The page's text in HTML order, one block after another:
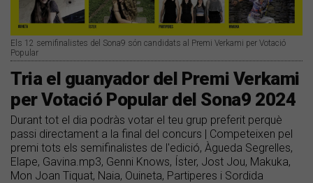
Els 12 semifinalistes del Sona9 són candidats al Premi Verkami per Votació
Popular
Tria el guanyador del Premi Verkami
per Votació Popular del Sona9 2024
​Durant tot el dia podràs votar el teu grup preferit perquè
passi directament a la final del concurs | Competeixen pel
premi tots els semifinalistes de l'edició, Àgueda Segrelles,
Elape, Gavina.mp3, Genni Knows, Íster, Jost Jou, Makuka,
Mon Joan Tiquat, Naia, Ouineta, Partiperes i Sordida